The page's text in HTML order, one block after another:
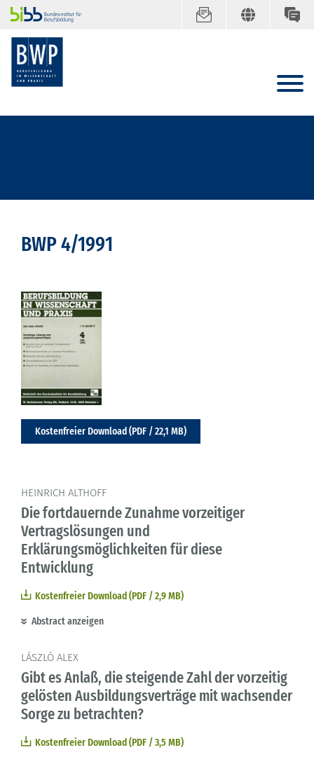
BWP 4/1991
Kostenfreier Download (PDF / 22,1 MB)
HEINRICH ALTHOFF
Die fortdauernde Zunahme vorzeitiger
Vertragslösungen und
Erklärungsmöglichkeiten für diese
Entwicklung
Kostenfreier Download (PDF / 2,9 MB)
Abstract anzeigen
LÁSZLÓ ALEX
Gibt es Anlaß, die steigende Zahl der vorzeitig
gelösten Ausbildungsverträge mit wachsender
Sorge zu betrachten?
Kostenfreier Download (PDF / 3,5 MB)